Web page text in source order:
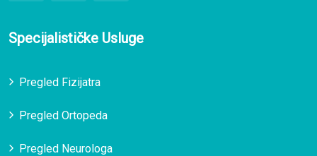
Specijalističke Usluge
Pregled Fizijatra
Pregled Ortopeda
Pregled Neurologa